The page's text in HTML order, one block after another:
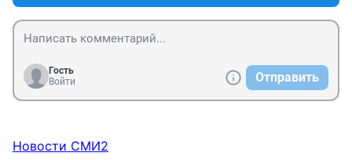
Гость
Войти
Отправить
Новости СМИ2